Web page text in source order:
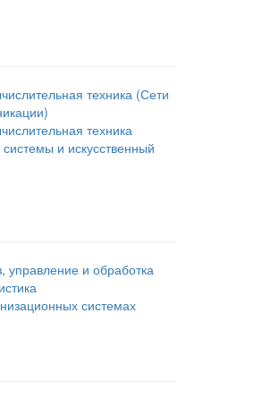
техника (Сети
техника
и искусственный
управление и обработка
системах